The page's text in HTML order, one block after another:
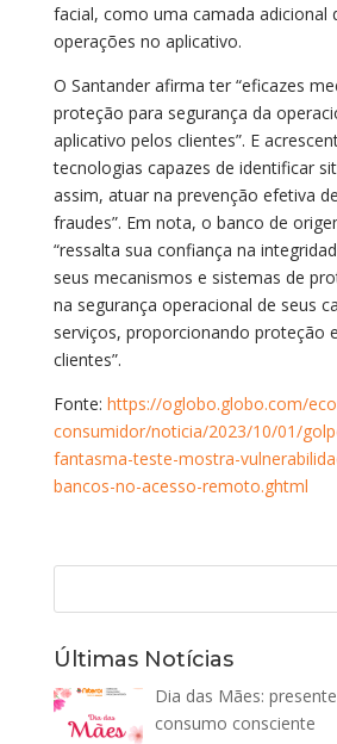
facial, como uma camada adicional
operações no aplicativo.
O Santander afirma ter “eficazes
proteção para segurança da
aplicativo pelos clientes”. E
tecnologias capazes de identificar
assim, atuar na prevenção efetiva
fraudes”. Em nota, o banco de
“ressalta sua confiança na
seus mecanismos e sistemas de
na segurança operacional de seus
serviços, proporcionando proteção
clientes”.
Fonte: https://oglobo.globo.com/
consumidor/noticia/2023/10/01/
fantasma-teste-mostra-
bancos-no-acesso-remoto.ghtml
Últimas Notícias
Dia das Mães:
consumo consciente